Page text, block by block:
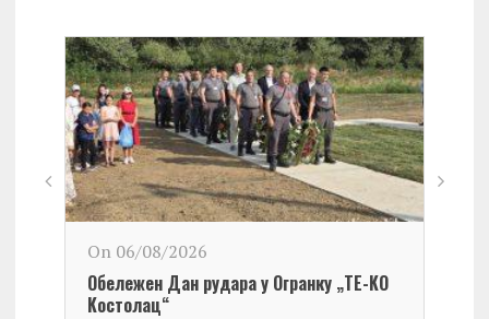
On 06/08/2026
Обележен Дан рудара у Огранку „ТЕ-KО
Kостолац“